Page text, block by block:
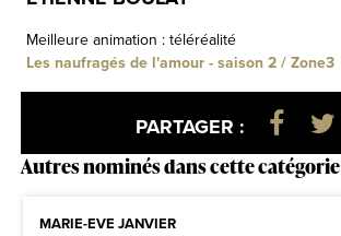
Meilleure animation : téléréalité
Les naufragés de l'amour - saison 2 / Zone3
PARTAGER :
Autres nominés dans cette catégorie
MARIE-EVE JANVIER